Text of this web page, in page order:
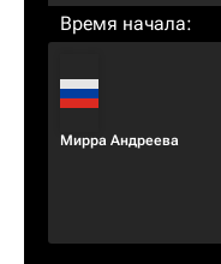
Время начала:
Мирра Андреева